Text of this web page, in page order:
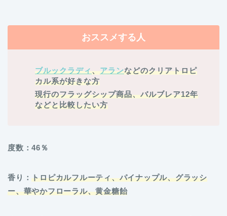
おススメする人
ブルックラディ 、 アランなどのクリアトロピ
カル系が好きな方
現行のフラッグシップ商品、バルブレア12年
などと比較したい方
度数：46％
香り：トロピカルフルーティ、パイナップル、グラッシ
ー、華やかフローラル、黄金糖飴